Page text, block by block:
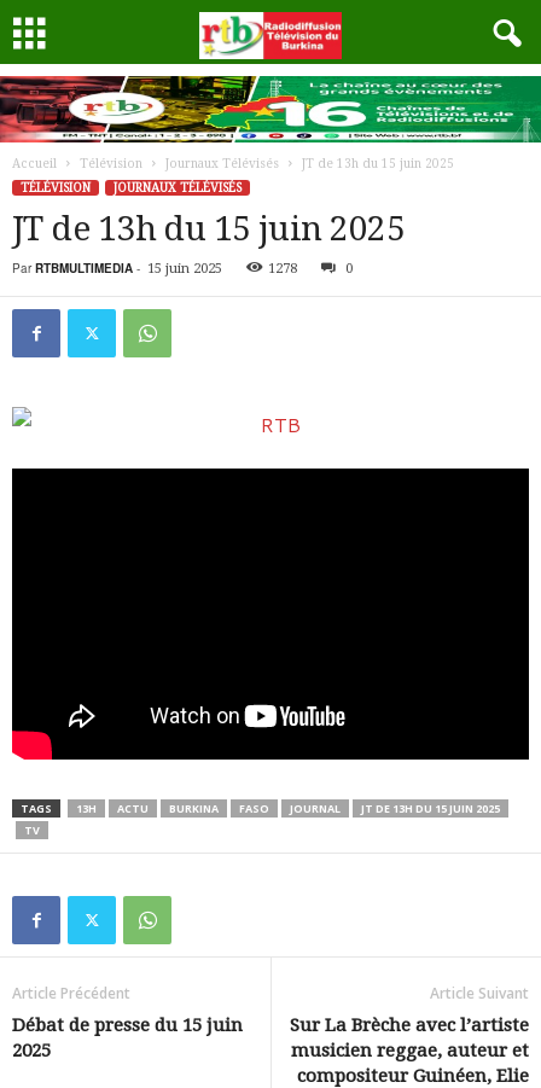
Accueil Télévision Journaux Télévisés
JT de 13h du 15 juin 2025
TÉLÉVISION
JOURNAUX TÉLÉVISÉS
JT de 13h du 15 juin 2025
Par RTBMULTIMEDIA - 15 juin 2025 1278 0
TAGS 13H ACTU BURKINA FASO JOURNAL
JT DE 13H DU 15 JUIN 2025
TV
Article Précédent
Débat de presse du 15 juin
2025
Article Suivant
Sur La Brèche avec l’artiste
musicien reggae, auteur et
compositeur Guinéen, Elie